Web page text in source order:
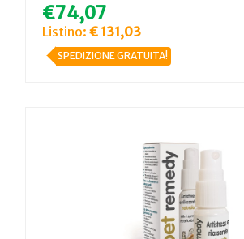
€74,07
Listino: € 131,03
SPEDIZIONE GRATUITA!